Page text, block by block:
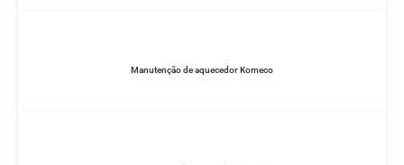
Manutenção de aquecedor Komeco